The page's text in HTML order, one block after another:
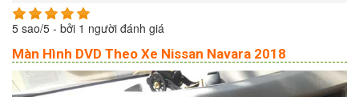
5 sao/5 - bởi 1 người đánh giá
Màn Hình DVD Theo Xe Nissan Navara 2018